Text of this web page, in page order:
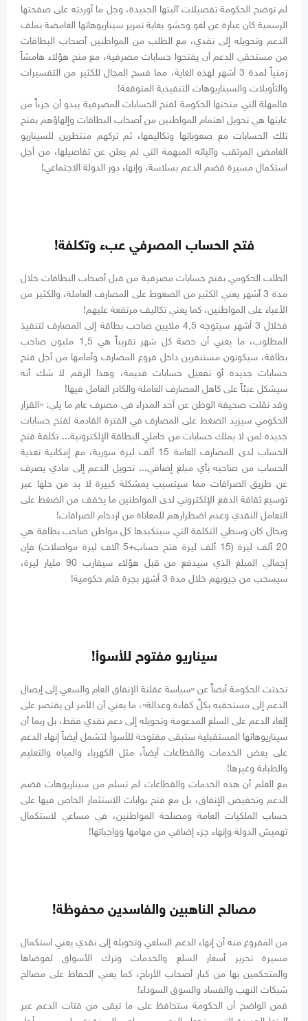
لم توضح الحكومة تفصيلات آليتها الجديدة، وجل ما أوردته على صفحتها
الرسمية كان عبارة عن لغو وحشو بغاية تمرير سيناريوهاتها الغامضة بملف
الدعم وتحويله إلى نقدي، مع الطلب من المواطنين أصحاب البطاقات
من مستحقي الدعم أن يفتحوا حسابات مصرفية، مع منح هؤلاء هامشاً
زمنياً لمدة 3 أشهر لهذه الغاية، مما فسح المجال للكثير من التفسيرات
والتأويلات والسيناريوهات التنفيذية المتوقعة!
فالمهلة التي منحتها الحكومة لفتح الحسابات المصرفية يبدو أن جزءاً من
غايتها هي تحويل اهتمام المواطنين من أصحاب البطاقات وإلهاؤهم بفتح
تلك الحسابات مع صعوباتها وتكاليفها، ثم تركهم منتظرين للسيناريو
الغامض المرتقب وآلياته المبهمة التي لم يعلن عن تفاصيلها، من أجل
استكمال مسيرة قضم الدعم بسلاسة، وإنهاء دور الدولة الاجتماعي!
فتح الحساب المصرفي عبء وتكلفة!
الطلب الحكومي بفتح حسابات مصرفية من قبل أصحاب البطاقات خلال
مدة 3 أشهر يعني الكثير من الضغوط على المصارف العاملة، والكثير من
الأعباء على المواطنين، كما يعني تكاليف مرتفعة عليهم!
فخلال 3 أشهر سيتوجه 4,5 ملايين صاحب بطاقة إلى المصارف لتنفيذ
المطلوب، ما يعني أن حصة كل شهر تقريباً هي 1,5 مليون صاحب
بطاقة، سيكونون مستنفرين داخل فروع المصارف وأمامها من أجل فتح
حسابات جديدة أو تفعيل حسابات قديمة، وهذا الرقم لا شك أنه
سيشكل عبئاً على كاهل المصارف العاملة والكادر العامل فيها!
وقد نقلت صحيفة الوطن عن أحد المدراء في مصرف عام ما يلي: «القرار
الحكومي سيزيد الضغط على المصارف في الفترة القادمة لفتح حسابات
جديدة لمن لا يملك حسابات من حاملي البطاقة الإلكترونية... تكلفة فتح
الحساب لدى المصارف العامة 15 ألف ليرة سورية، مع إمكانية تغذية
الحساب من صاحبه بأي مبلغ إضافي... تحويل الدعم إلى مادي يصرف
عن طريق الصرافات مما سيتسبب بمشكلة كبيرة لا بد من حلها عبر
توسيع ثقافة الدفع الإلكتروني لدى المواطنين ما يخفف من الضغط على
التعامل النقدي وعدم اضطرارهم للمعاناة من ازدحام الصرافات!
وبحال كان وسطي التكلفة التي سيتكبدها كل مواطن صاحب بطاقة هي
20 ألف ليرة (15 ألف ليرة فتح حساب+5 آلاف ليرة مواصلات) فإن
إجمالي المبلغ الذي سيدفع من قبل هؤلاء سيقارب 90 مليار ليرة،
سيسحب من جيوبهم خلال مدة 3 أشهر بجرة قلم حكومية!
سيناريو مفتوح للأسوأ!
تحدثت الحكومة أيضاً عن «سياسة عقلنة الإنفاق العام والسعي إلى إيصال
الدعم إلى مستحقيه بكلِّ كفاءة وعدالة»، ما يعني أن الأمر لن يقتصر على
إلغاء الدعم على السلع المدعومة وتحويله إلى دعم نقدي فقط، بل ربما أن
سيناريوهاتها المستقبلية ستبقى مفتوحة للأسوأ لتشمل أيضاً إنهاء الدعم
على بعض الخدمات والقطاعات أيضاً، مثل الكهرباء والمياه والتعليم
والطبابة وغيرها!
مع العلم أن هذه الخدمات والقطاعات لم تسلم من سيناريوهات قضم
الدعم وتخفيض الإنفاق، بل مع فتح بوابات الاستثمار الخاص فيها على
حساب الملكيات العامة ومصلحة المواطنين، في مساعي لاستكمال
تهميش الدولة وإنهاء جزء إضافي من مهامها وواجباتها!
مصالح الناهبين والفاسدين محفوظة!
من المفروغ منه أن إنهاء الدعم السلعي وتحويله إلى نقدي يعني استكمال
مسيرة تحرير أسعار السلع والخدمات وترك الأسواق لفوضاها
والمتحكمين بها من كبار أصحاب الأرباح، كما يعني الحفاظ على مصالح
شبكات النهب والفساد والسوق السوداء!
فمن الواضح أن الحكومة ستحافظ على ما تبقى من فتات الدعم عبر